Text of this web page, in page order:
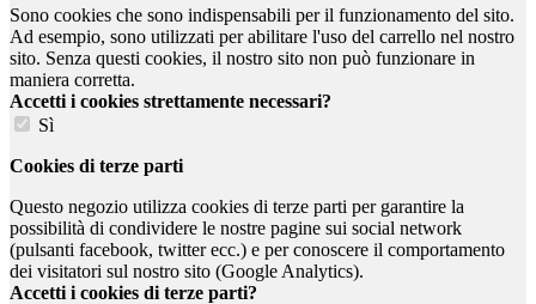
Sono cookies che sono indispensabili per il funzionamento del sito.
Ad esempio, sono utilizzati per abilitare l'uso del carrello nel nostro
sito. Senza questi cookies, il nostro sito non può funzionare in
maniera corretta.
Accetti i cookies strettamente necessari?
Sì
Cookies di terze parti
Questo negozio utilizza cookies di terze parti per garantire la
possibilità di condividere le nostre pagine sui social network
(pulsanti facebook, twitter ecc.) e per conoscere il comportamento
dei visitatori sul nostro sito (Google Analytics).
Accetti i cookies di terze parti?